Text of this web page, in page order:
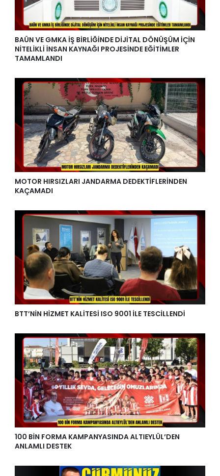
BAÜN VE GMKA İŞ BİRLİĞİNDE DİJİTAL DÖNÜŞÜM İÇİN
NİTELİKLİ İNSAN KAYNAĞI PROJESİNDE EĞİTİMLER
TAMAMLANDI
MOTOR HIRSIZLARI JANDARMA DEDEKTİFLERİNDEN
KAÇAMADI
BTT’NİN HİZMET KALİTESİ ISO 9001 İLE TESCİLLENDİ
100 BİN FORMA KAMPANYASINDA ALTIEYLÜL’DEN
ANLAMLI DESTEK